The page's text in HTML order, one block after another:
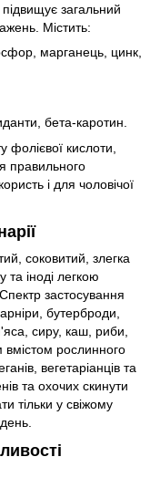
загальний
Містить:
марганець, цинк,
бета-каротин.
фолієвої кислоти,
правильного
і для чоловічої
соковитий, злегка
іноді легкою
застосування
бутерброди,
сиру, каш, риби,
вмістом рослинного
вегетаріанців та
та охочих скинути
тільки у свіжому